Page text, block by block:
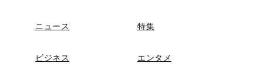
ニュース 特集
ビジネス エンタメ